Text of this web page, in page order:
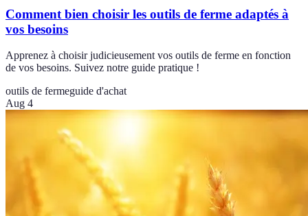
Comment bien choisir les outils de ferme adaptés à
vos besoins
Apprenez à choisir judicieusement vos outils de ferme en fonction
de vos besoins. Suivez notre guide pratique !
outils de fermeguide d'achat
Aug 4